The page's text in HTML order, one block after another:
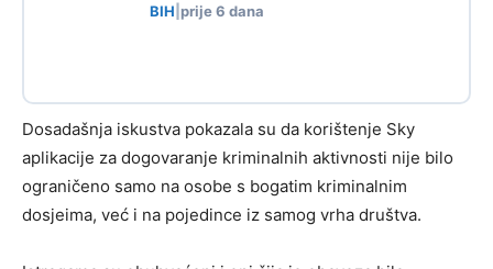
BIH prije 6 dana
Dosadašnja iskustva pokazala su da korištenje Sky
aplikacije za dogovaranje kriminalnih aktivnosti nije bilo
ograničeno samo na osobe s bogatim kriminalnim
dosjeima, već i na pojedince iz samog vrha društva.